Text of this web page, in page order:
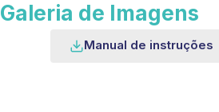
Galeria de Imagens
Manual de instruções